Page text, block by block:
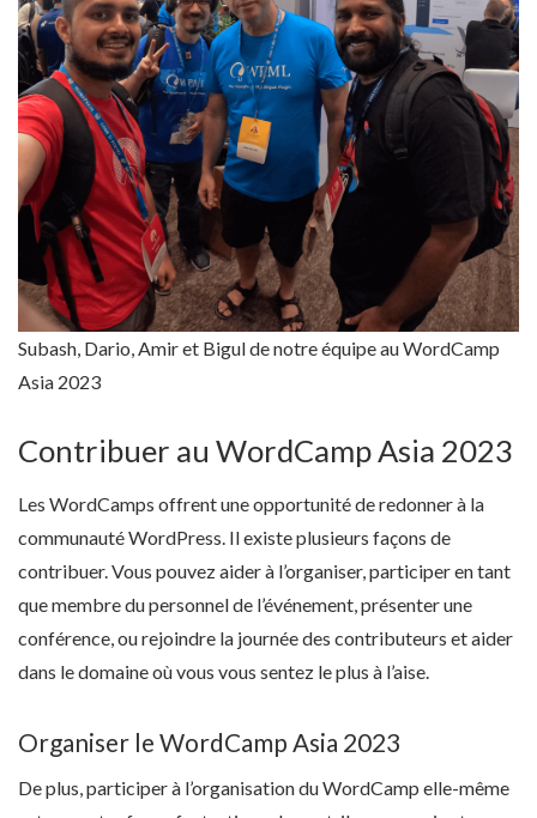
Subash, Dario, Amir et Bigul de notre équipe au WordCamp
Asia 2023
Contribuer au WordCamp Asia 2023
Les WordCamps offrent une opportunité de redonner à la
communauté WordPress. Il existe plusieurs façons de
contribuer. Vous pouvez aider à l’organiser, participer en tant
que membre du personnel de l’événement, présenter une
conférence, ou rejoindre la journée des contributeurs et aider
dans le domaine où vous vous sentez le plus à l’aise.
Organiser le WordCamp Asia 2023
De plus, participer à l’organisation du WordCamp elle-même